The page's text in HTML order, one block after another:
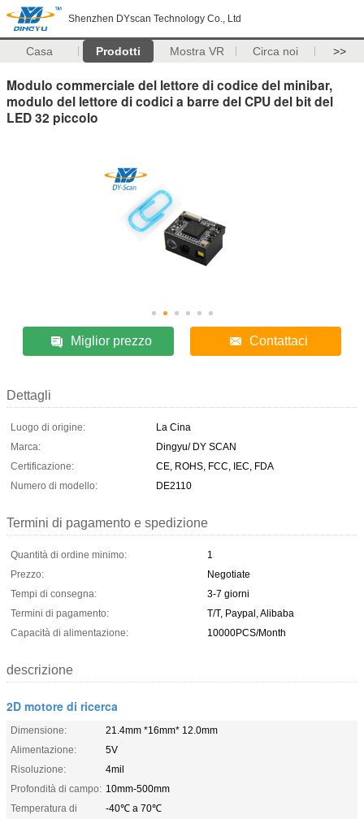
Shenzhen DYscan Technology Co., Ltd
Casa Prodotti Mostra VR Circa noi >>
Modulo commerciale del lettore di codice del minibar,
modulo del lettore di codici a barre del CPU del bit del
LED 32 piccolo
Miglior prezzo Contattaci
Dettagli
Luogo di origine:
La Cina
Marca:
Dingyu/ DY SCAN
Certificazione:
CE, ROHS, FCC, IEC, FDA
Numero di modello:
DE2110
Termini di pagamento e spedizione
Quantità di ordine minimo:
1
Prezzo:
Negotiate
Tempi di consegna:
3-7 giorni
Termini di pagamento:
T/T, Paypal, Alibaba
Capacità di alimentazione:
10000PCS/Month
descrizione
2D motore di ricerca
Dimensione:
21.4mm *16mm* 12.0mm
Alimentazione:
5V
Risoluzione:
4mil
Profondità di campo: 10mm-500mm
Temperatura di
-40℃ a 70℃